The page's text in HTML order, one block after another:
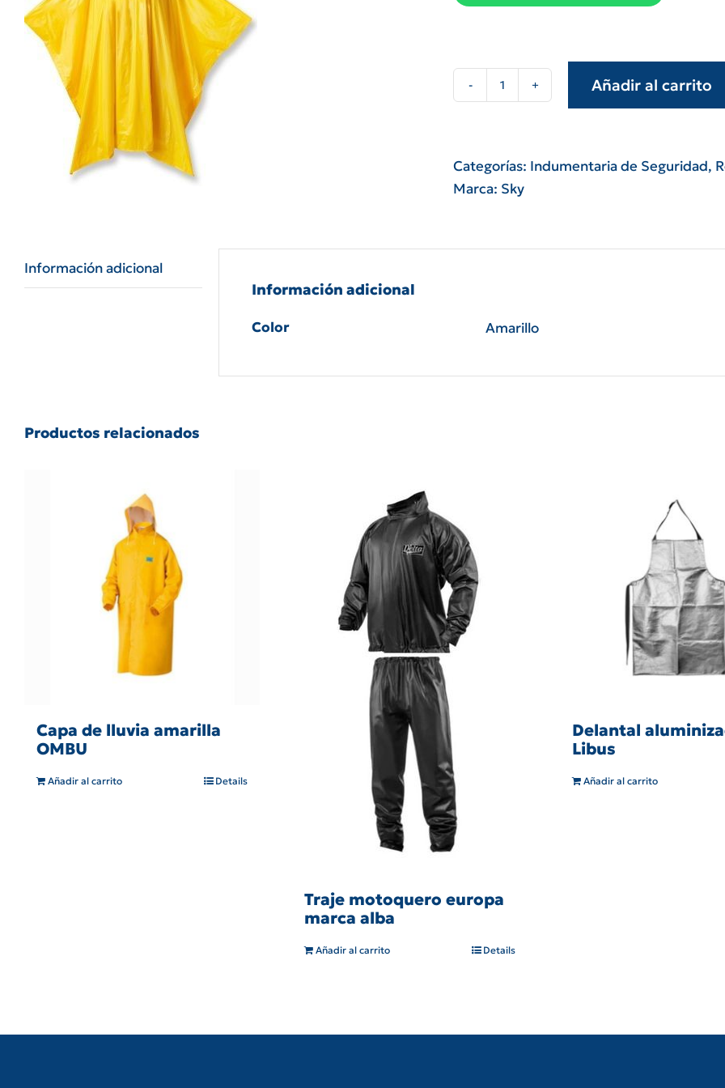
Poncho
espesor
0,10
talle
pvc
Añadir al carrito
Categorías: Indumentaria de Seguridad,
Marca: Sky
Información adicional
Información adicional
Color Amarillo
Productos relacionados
Capa de lluvia amarilla
OMBU
Añadir al carrito Details
Traje motoquero europa
marca alba
Añadir al carrito Details
Delantal
Libus
Añadir al carrito